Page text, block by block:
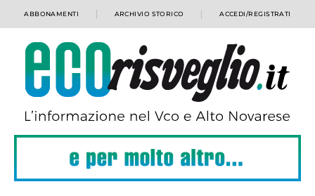
ABBONAMENTI ARCHIVIO STORICO ACCEDI/REGISTRATI